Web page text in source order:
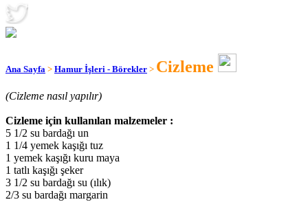
Ana Sayfa > Hamur İşleri - Börekler > Cizleme
(Cizleme nasıl yapılır)
Cizleme için kullanılan malzemeler :
5 1/2 su bardağı un
1 1/4 yemek kaşığı tuz
1 yemek kaşığı kuru maya
1 tatlı kaşığı şeker
3 1/2 su bardağı su (ılık)
2/3 su bardağı margarin